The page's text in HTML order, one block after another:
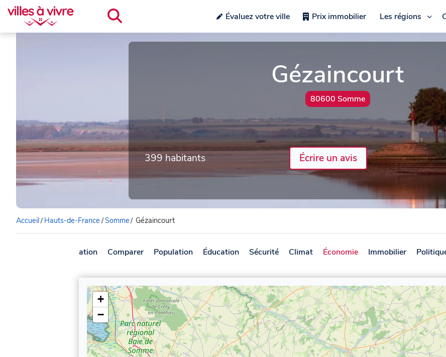
Évaluez votre ville Prix immobilier Les régions
Gézaincourt
80600 Somme
399 habitants Écrire un avis
Accueil/ Hauts-de-France/Somme/ Gézaincourt
Présentation Comparer Population Éducation Sécurité Climat Économie Immobilier
+
−